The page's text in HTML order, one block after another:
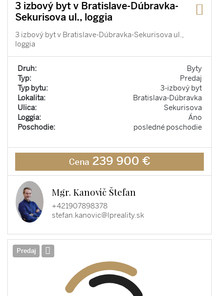
3 izbový byt v Bratislave-Dúbravka-
Sekurisova ul., loggia
3 izbový byt v Bratislave-Dúbravka-Sekurisova ul.,
loggia
Druh:
Byty
Typ:
Predaj
Typ bytu:
3-izbový byt
Lokalita:
Bratislava-Dúbravka
Ulica:
Sekurisova
Loggia:
Áno
Poschodie:
posledné poschodie
Cena 239 900 €
Mgr. Kanovič Štefan
+421907898378
stefan.kanovic@lpreality.sk
Predaj